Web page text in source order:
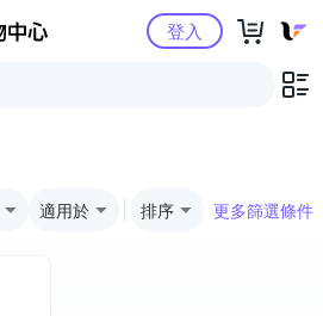
Yahoo購物中心登入
適用於 排序 更多篩選條件